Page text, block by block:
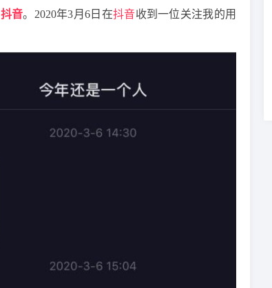
抖音。2020年3月6日在抖音收到一位关注我的用